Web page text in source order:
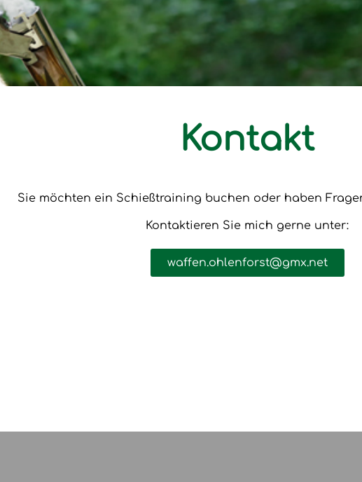
Kontakt
Sie möchten ein Schießtraining buchen oder haben
Kontaktieren Sie mich gerne unter:
waffen.ohlenforst@gmx.net